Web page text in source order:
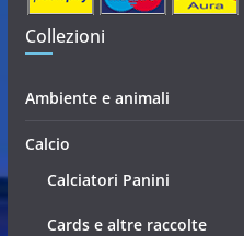
Collezioni
Ambiente e animali
Calcio
Calciatori Panini
Cards e altre raccolte